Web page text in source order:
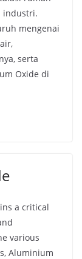
industri.
mengenai
serta
Oxide di
a critical
various
Aluminium